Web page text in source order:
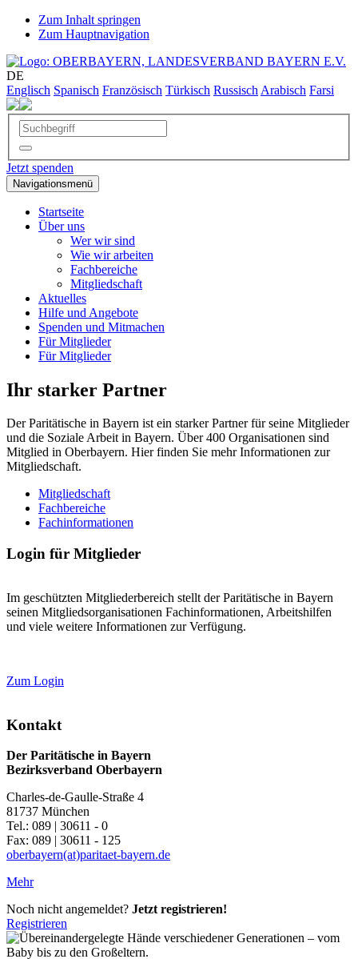
Zum Inhalt springen
Zum Hauptnavigation
DE
Englisch Spanisch Französisch Türkisch Russisch Arabisch Farsi
Jetzt spenden
Navigationsmenü
Startseite
Über uns
Wer wir sind
Wie wir arbeiten
Fachbereiche
Mitgliedschaft
Aktuelles
Hilfe und Angebote
Spenden und Mitmachen
Für Mitglieder
Für Mitglieder
Ihr starker Partner
Der Paritätische in Bayern ist ein starker Partner für seine Mitglieder
und die Soziale Arbeit in Bayern. Über 400 Organisationen sind
Mitglied in Oberbayern. Hier finden Sie mehr Informationen zur
Mitgliedschaft.
Mitgliedschaft
Fachbereiche
Fachinformationen
Login für Mitglieder
Im geschützten Mitgliederbereich stellt der Paritätische in Bayern
seinen Mitgliedsorganisationen Fachinformationen, Arbeitshilfen
und viele weitere Informationen zur Verfügung.
Zum Login
Kontakt
Der Paritätische in Bayern
Bezirksverband Oberbayern
Charles-de-Gaulle-Straße 4
81737 München
Tel.: 089 | 30611 - 0
Fax: 089 | 30611 - 125
oberbayern(at)paritaet-bayern.de
Mehr
Noch nicht angemeldet? Jetzt registrieren!
Registrieren